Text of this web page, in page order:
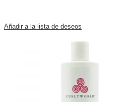
Añadir a la lista de deseos